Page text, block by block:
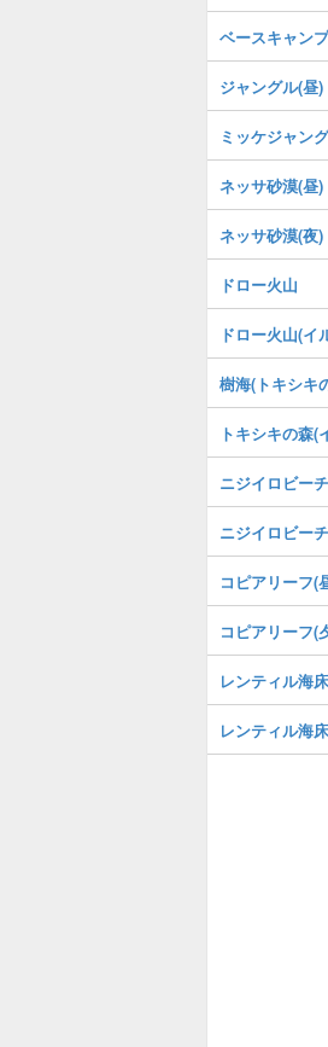
ベースキャンプ
ジャングル(昼)
ミッケジャン
ネッサ砂漠(昼)
ネッサ砂漠(夜)
ドロー火山
ドロー火山(イ
樹海(トキシキ
トキシキの森(
ニジイロビー
ニジイロビー
コピアリーフ(
コピアリーフ(
レンティル海床
レンティル海